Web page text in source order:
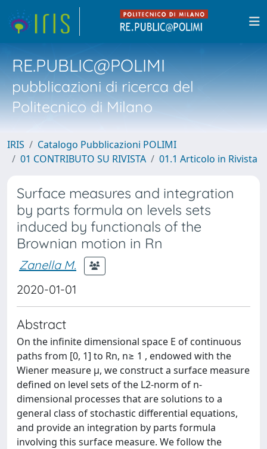
RE.PUBLIC@POLIMI
pubblicazioni di ricerca del
Politecnico di Milano
IRIS
Catalogo Pubblicazioni POLIMI
01 CONTRIBUTO SU RIVISTA
01.1 Articolo in Rivista
Surface measures and integration
by parts formula on levels sets
induced by functionals of the
Brownian motion in Rn
Zanella M.
2020-01-01
Abstract
On the infinite dimensional space E of continuous
paths from [0, 1] to Rn, n≥ 1 , endowed with the
Wiener measure μ, we construct a surface measure
defined on level sets of the L2-norm of n-
dimensional processes that are solutions to a
general class of stochastic differential equations,
and provide an integration by parts formula
involving this surface measure. We follow the